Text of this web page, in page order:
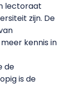
lectoraat
zijn. De
kennis in
de
is de